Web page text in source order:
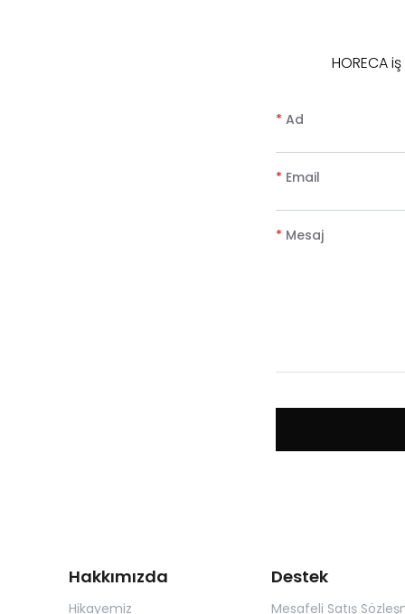
HORECA
* Ad
* Email
* Mesaj
Hakkımızda
Hikayemiz
Destek
Mesafeli Satış